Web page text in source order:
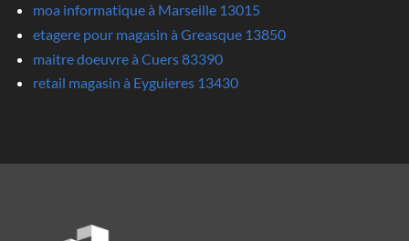
moa informatique à Marseille 13015
etagere pour magasin à Greasque 13850
maitre doeuvre à Cuers 83390
retail magasin à Eyguieres 13430